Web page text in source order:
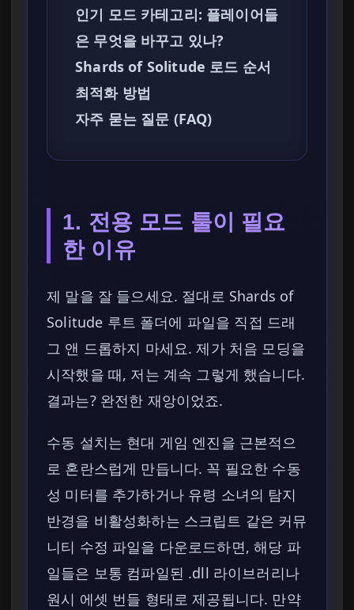
인기 모드 카테고리: 플레이어들
은 무엇을 바꾸고 있나?
Shards of Solitude 로드 순서
최적화 방법
자주 묻는 질문 (FAQ)
1. 전용 모드 툴이 필요
한 이유
제 말을 잘 들으세요. 절대로 Shards of
Solitude 루트 폴더에 파일을 직접 드래
그 앤 드롭하지 마세요. 제가 처음 모딩을
시작했을 때, 저는 계속 그렇게 했습니다.
결과는? 완전한 재앙이었죠.
수동 설치는 현대 게임 엔진을 근본적으
로 혼란스럽게 만듭니다. 꼭 필요한 수동
성 미터를 추가하거나 유령 소녀의 탐지
반경을 비활성화하는 스크립트 같은 커뮤
니티 수정 파일을 다운로드하면, 해당 파
일들은 보통 컴파일된 .dll 라이브러리나
원시 에셋 번들 형태로 제공됩니다. 만약